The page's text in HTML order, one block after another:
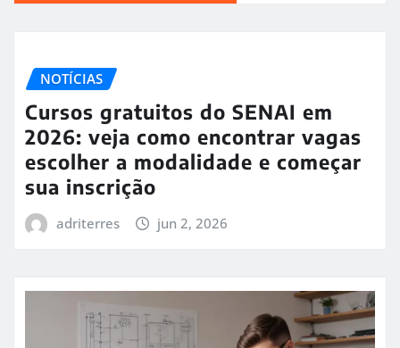
NOTÍCIAS
Cursos gratuitos do SENAI em
2026: veja como encontrar vagas
escolher a modalidade e começar
sua inscrição
adriterres jun 2, 2026